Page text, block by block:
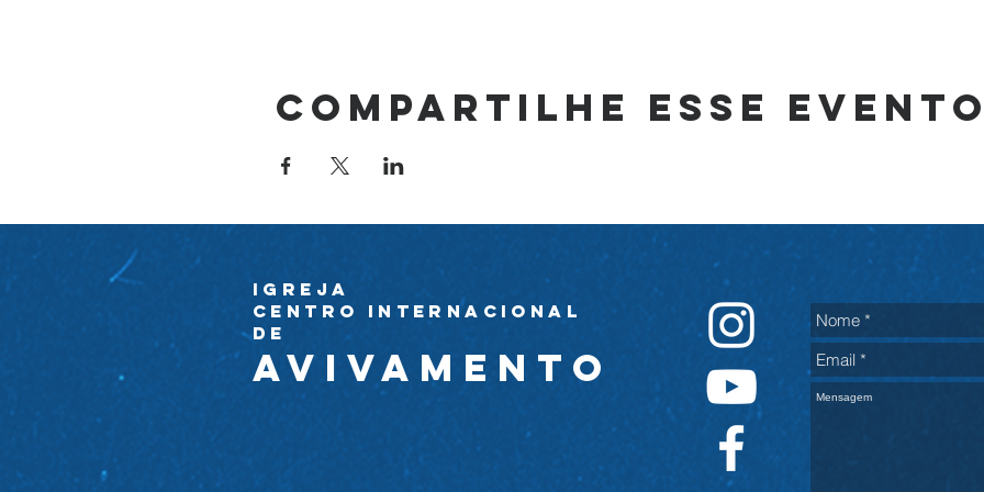
Compartilhe esse
Igreja
Centro Internacional
de
avivamento